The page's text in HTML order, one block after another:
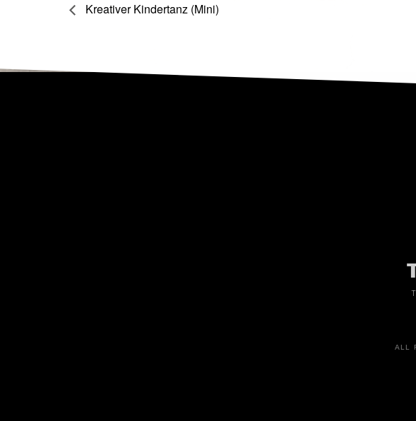
Kreativer Kindertanz (Mini)
ALL